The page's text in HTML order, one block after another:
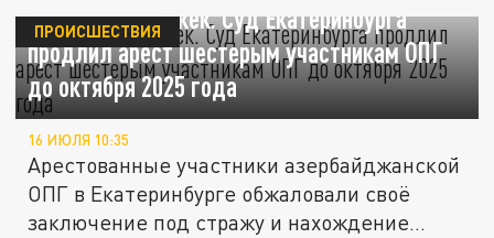
Никаких поблажек. Суд Екатеринбурга
продлил арест шестерым участникам ОПГ
до октября 2025 года
ПРОИСШЕСТВИЯ
16 ИЮЛЯ 10:35
Арестованные участники азербайджанской
ОПГ в Екатеринбурге обжаловали своё
заключение под стражу и нахождение...